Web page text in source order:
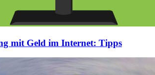
mit Geld im Internet: Tipps